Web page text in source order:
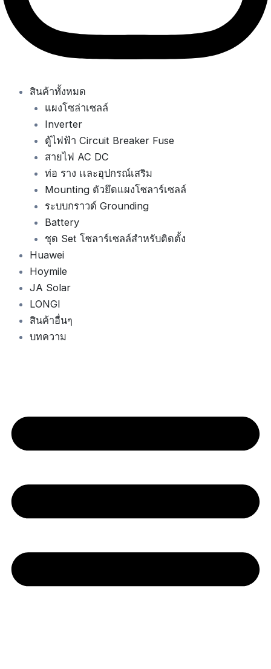
สินค้าทั้งหมด
แผงโซล่าเซลล์
Inverter
ตู้ไฟฟ้า Circuit Breaker Fuse
สายไฟ AC DC
ท่อ ราง เเละอุปกรณ์เสริม
Mounting ตัวยึดแผงโซลาร์เซลล์
ระบบกราวด์ Grounding
Battery
ชุด Set โซลาร์เซลล์สำหรับติดตั้ง
Huawei
Hoymile
JA Solar
LONGI
สินค้าอื่นๆ
บทความ